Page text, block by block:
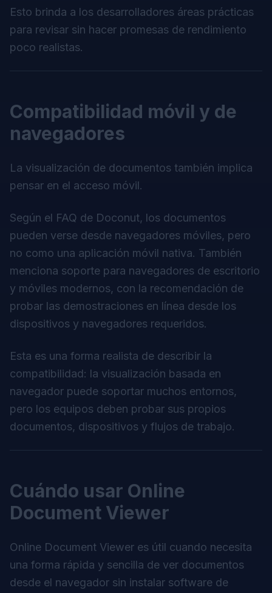
Esto brinda a los desarrolladores áreas prácticas
para revisar sin hacer promesas de rendimiento
poco realistas.
Compatibilidad móvil y de
navegadores
La visualización de documentos también implica
pensar en el acceso móvil.
Según el FAQ de Doconut, los documentos
pueden verse desde navegadores móviles, pero
no como una aplicación móvil nativa. También
menciona soporte para navegadores de escritorio
y móviles modernos, con la recomendación de
probar las demostraciones en línea desde los
dispositivos y navegadores requeridos.
Esta es una forma realista de describir la
compatibilidad: la visualización basada en
navegador puede soportar muchos entornos,
pero los equipos deben probar sus propios
documentos, dispositivos y flujos de trabajo.
Cuándo usar Online
Document Viewer
Online Document Viewer es útil cuando necesita
una forma rápida y sencilla de ver documentos
desde el navegador sin instalar software de